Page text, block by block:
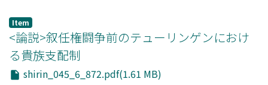
創設されたという歴史的事情については看過されがちであ
つた。 本論文は、均田法がなぜ北魏朝によつて創設され
たのか、というところに視点をおいて、その始源について
検討した結果、これを北魏朝の代国時代以来実施されてき
た土地給付法である計口受田制につながるものとした。す
Item
<論説>叙任権闘争前のテューリンゲンにおけ
る貴族支配制
shirin_045_6_872.pdf(1.61 MB)